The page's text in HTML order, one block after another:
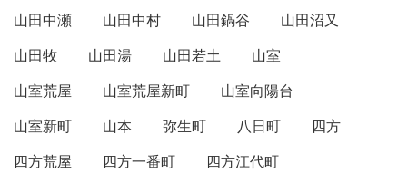
山田中瀬
山田中村 山田鍋谷
山田沼又
山田牧
山田湯 山田若土
山室
山室荒屋
山室荒屋新町
山室向陽台
山室新町
山本 弥生町 八日町
四方
四方荒屋
四方一番町
四方江代町